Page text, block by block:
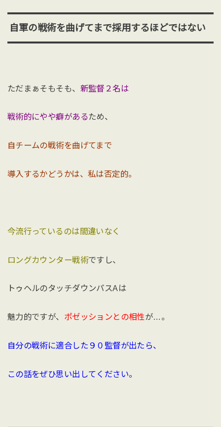
自軍の戦術を曲げてまで採用するほどではない
ただまぁそもそも、 新監督２名は
戦術的にやや癖があるため、
自チームの戦術を曲げてまで
導入するかどうかは、私は否定的。
今流行っているのは間違いなく
ロングカウンター戦術ですし、
トゥヘルのタッチダウンパスAは
魅力的ですが、 ポゼッションとの相性が…。
自分の戦術に適合した９０監督が出たら、
この話をぜひ思い出してください。